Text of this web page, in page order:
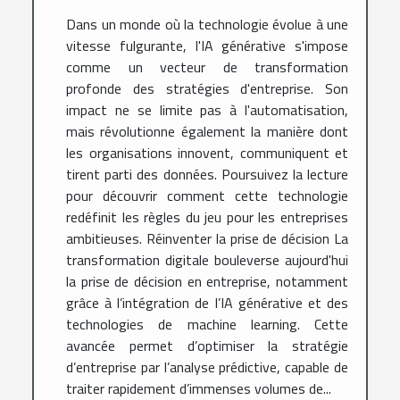
Dans un monde où la technologie évolue à une
vitesse fulgurante, l'IA générative s'impose
comme un vecteur de transformation
profonde des stratégies d'entreprise. Son
impact ne se limite pas à l'automatisation,
mais révolutionne également la manière dont
les organisations innovent, communiquent et
tirent parti des données. Poursuivez la lecture
pour découvrir comment cette technologie
redéfinit les règles du jeu pour les entreprises
ambitieuses. Réinventer la prise de décision La
transformation digitale bouleverse aujourd'hui
la prise de décision en entreprise, notamment
grâce à l’intégration de l’IA générative et des
technologies de machine learning. Cette
avancée permet d’optimiser la stratégie
d’entreprise par l’analyse prédictive, capable de
traiter rapidement d’immenses volumes de...